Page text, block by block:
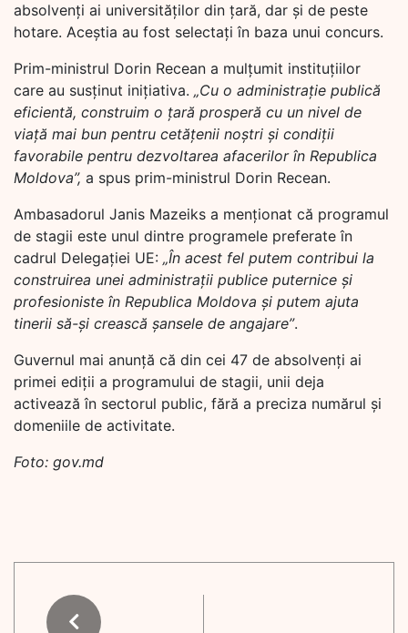
absolvenți ai universităților din țară, dar și de peste
hotare. Aceștia au fost selectați în baza unui concurs.
Prim-ministrul Dorin Recean a mulțumit instituțiilor
care au susținut inițiativa. „Cu o administrație publică
eficientă, construim o țară prosperă cu un nivel de
viață mai bun pentru cetățenii noștri și condiții
favorabile pentru dezvoltarea afacerilor în Republica
Moldova”, a spus prim-ministrul Dorin Recean.
Ambasadorul Janis Mazeiks a menționat că programul
de stagii este unul dintre programele preferate în
cadrul Delegației UE: „În acest fel putem contribui la
construirea unei administrații publice puternice și
profesioniste în Republica Moldova și putem ajuta
tinerii să-și crească șansele de angajare”.
Guvernul mai anunță că din cei 47 de absolvenți ai
primei ediții a programului de stagii, unii deja
activează în sectorul public, fără a preciza numărul și
domeniile de activitate.
Foto: gov.md